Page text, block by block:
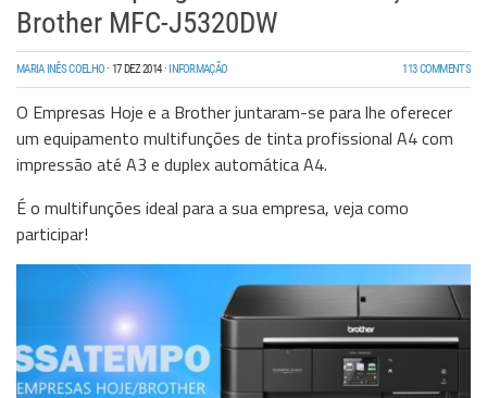
Brother MFC-J5320DW
MARIA INÊS COELHO·17 DEZ 2014· INFORMAÇÃO 113 COMMENTS
O Empresas Hoje e a Brother juntaram-se para lhe oferecer
um equipamento multifunções de tinta profissional A4 com
impressão até A3 e duplex automática A4.
É o multifunções ideal para a sua empresa, veja como
participar!